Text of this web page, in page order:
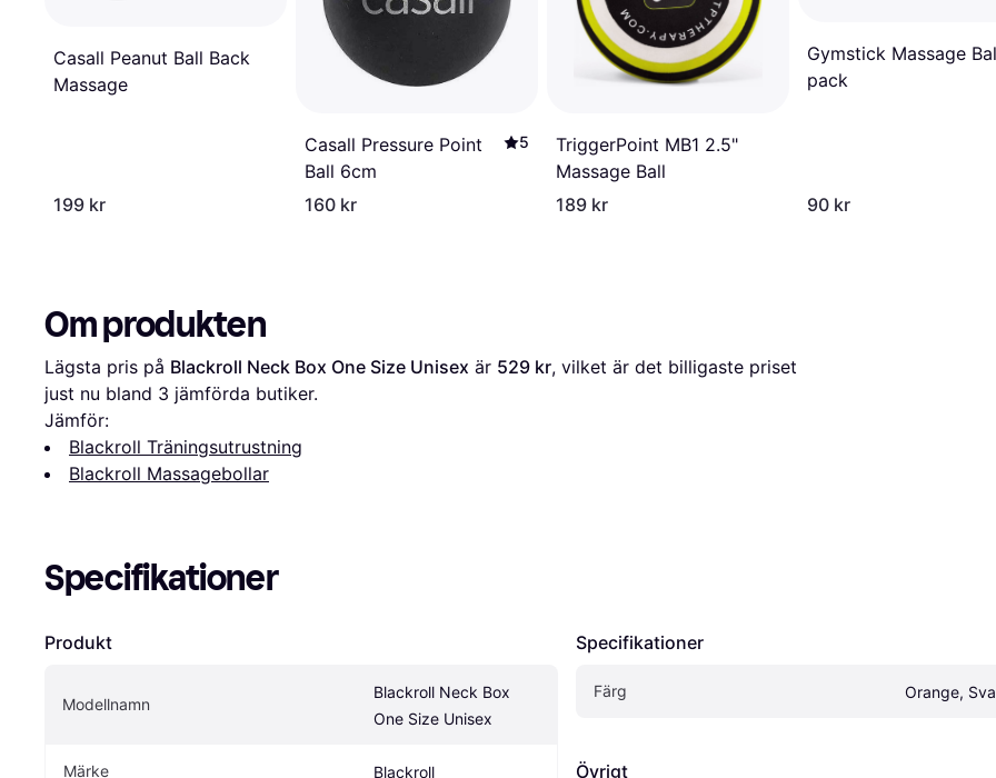
Casall Peanut Ball Back
Massage
199 kr
Casall Pressure Point
Ball 6cm
5
160 kr
TriggerPoint MB1 2.5"
Massage Ball
189 kr
Gymstick Massage
pack
90 kr
Om produkten
Lägsta pris på Blackroll Neck Box One Size Unisex är 529 kr, vilket är det billigaste priset
just nu bland 3 jämförda butiker.
Jämför:
Blackroll Träningsutrustning
Blackroll Massagebollar
Specifikationer
Produkt
Modellnamn
Blackroll Neck Box
One Size Unisex
Märke Blackroll
Specifikationer
Färg Orange,
Övrigt